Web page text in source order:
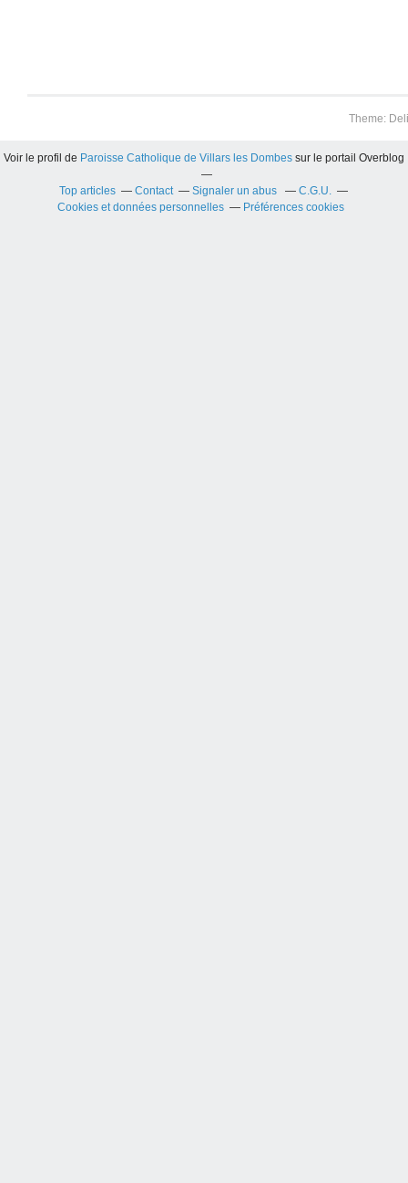
Theme:
Voir le profil de Paroisse Catholique de Villars les Dombes sur le portail Overblog
Top articles Contact Signaler un abus
C.G.U.
Cookies et données personnelles
Préférences cookies